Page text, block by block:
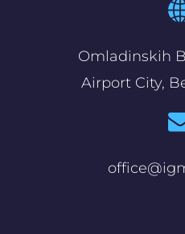
Omladinskih
Airport City,